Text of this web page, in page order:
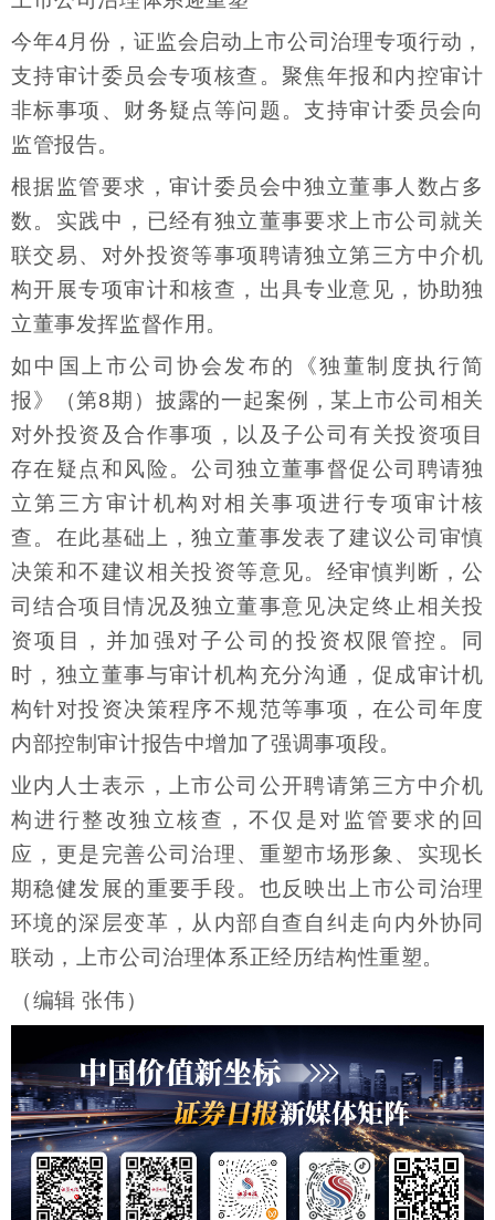
今年4月份，证监会启动上市公司治理专项行动，
支持审计委员会专项核查。聚焦年报和内控审计
非标事项、财务疑点等问题。支持审计委员会向
监管报告。
根据监管要求，审计委员会中独立董事人数占多
数。实践中，已经有独立董事要求上市公司就关
联交易、对外投资等事项聘请独立第三方中介机
构开展专项审计和核查，出具专业意见，协助独
立董事发挥监督作用。
如中国上市公司协会发布的《独董制度执行简
报》（第8期）披露的一起案例，某上市公司相关
对外投资及合作事项，以及子公司有关投资项目
存在疑点和风险。公司独立董事督促公司聘请独
立第三方审计机构对相关事项进行专项审计核
查。在此基础上，独立董事发表了建议公司审慎
决策和不建议相关投资等意见。经审慎判断，公
司结合项目情况及独立董事意见决定终止相关投
资项目，并加强对子公司的投资权限管控。同
时，独立董事与审计机构充分沟通，促成审计机
构针对投资决策程序不规范等事项，在公司年度
内部控制审计报告中增加了强调事项段。
业内人士表示，上市公司公开聘请第三方中介机
构进行整改独立核查，不仅是对监管要求的回
应，更是完善公司治理、重塑市场形象、实现长
期稳健发展的重要手段。也反映出上市公司治理
环境的深层变革，从内部自查自纠走向内外协同
联动，上市公司治理体系正经历结构性重塑。
（编辑 张伟）